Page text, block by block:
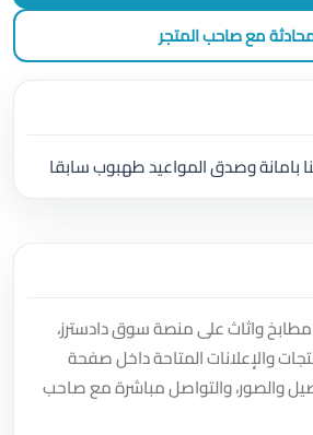
مع صاحب المتجر
بامانة وصدق المواعيد طهبوب سابقا
واثاث على منصة سوق دادسترز،
والإعلانات المتاحة داخل صفحة
والصور، والتواصل مباشرة مع صاحب